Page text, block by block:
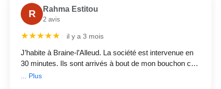
R Rahma Estitou
2 avis
★★★★★ il y a 3 mois
J’habite à Braine-l’Alleud. La société est intervenue en
30 minutes. Ils sont arrivés à bout de mon bouchon ce
dimanche en moins d’une demi-heure. Le service était
... Plus